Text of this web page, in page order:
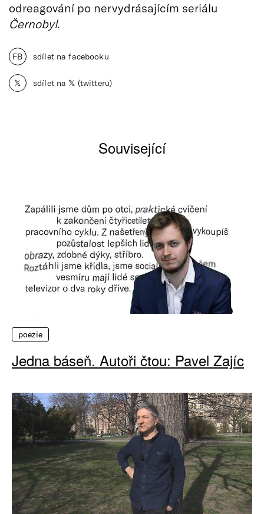
odreagování po nervydrásajícím seriálu
Černobyl.
FB sdílet na facebooku
𝕏 sdílet na 𝕏 (twitteru)
Související
poezie
Jedna báseň. Autoři čtou: Pavel Zajíc